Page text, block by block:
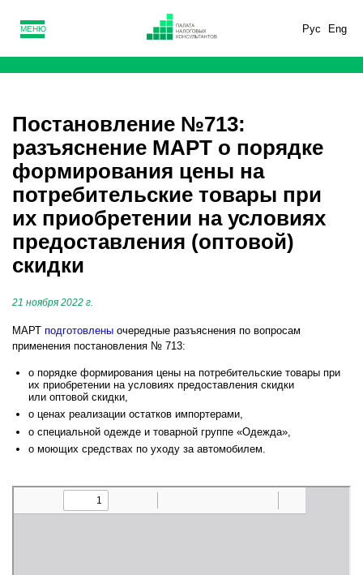
Рус Eng
МЕНЮ
Постановление №713:
разъяснение МАРТ о порядке
формирования цены на
потребительские товары при
их приобретении на условиях
предоставления (оптовой)
скидки
21 ноября 2022 г.
МАРТ подготовлены очередные разъяснения по вопросам
применения постановления № 713:
о порядке формирования цены на потребительские товары при
их приобретении на условиях предоставления скидки
или оптовой скидки,
о ценах реализации остатков импортерами,
о специальной одежде и товарной группе «Одежда»,
о моющих средствах по уходу за автомобилем.